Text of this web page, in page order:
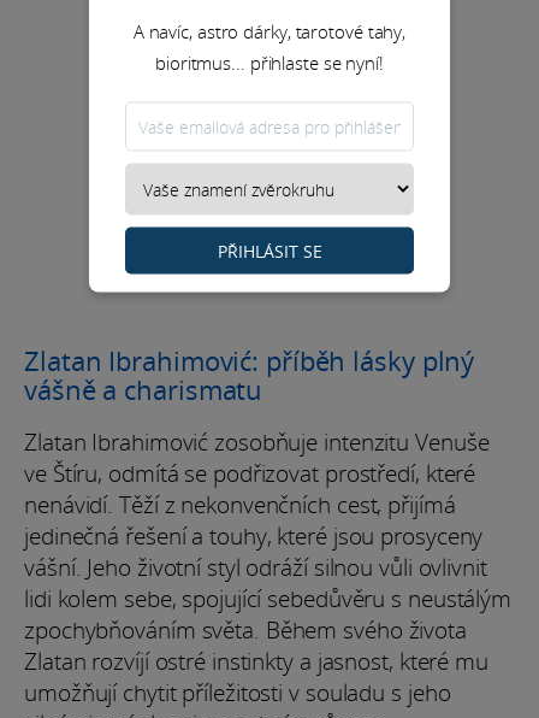
Zlatan Ibrahimović: příběh lásky plný
vášně a charismatu
Zlatan Ibrahimović zosobňuje intenzitu Venuše
ve Štíru, odmítá se podřizovat prostředí, které
nenávidí. Těží z nekonvenčních cest, přijímá
jedinečná řešení a touhy, které jsou prosyceny
vášní. Jeho životní styl odráží silnou vůli ovlivnit
lidi kolem sebe, spojující sebedůvěru s neustálým
zpochybňováním světa. Během svého života
Zlatan rozvíjí ostré instinkty a jasnost, které mu
umožňují chytit příležitosti v souladu s jeho
A navíc, astro dárky, tarotové tahy,
bioritmus... přihlaste se nyní!
PŘIHLÁSIT SE